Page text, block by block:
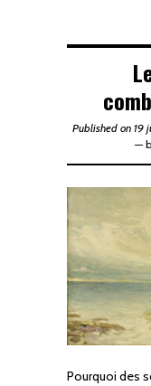
Published on 19
—
Pourquoi des